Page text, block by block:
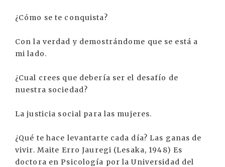
¿Cómo se te conquista?
Con la verdad y demostrándome que se está a
mi lado.
¿Cual crees que debería ser el desafío de
nuestra sociedad?
La justicia social para las mujeres.
¿Qué te hace levantarte cada día? Las ganas de
vivir. Maite Erro Jauregi (Lesaka, 1948) Es
doctora en Psicología por la Universidad del